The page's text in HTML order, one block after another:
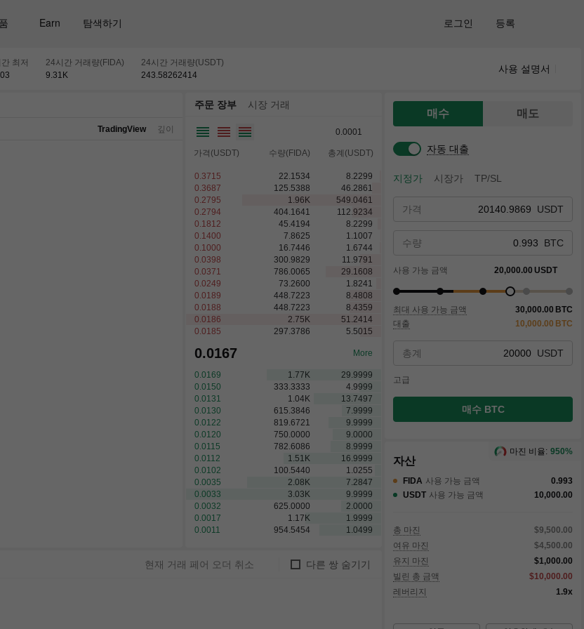
Earn 탐색하기 로그인 등록
최저
24시간 거래량(FIDA)
9.31 K
24시간 거래량(USDT)
243.58262414
사용 설명서
TradingView 깊이
주문 장부 시장 거래
0.0001
가격(USDT) 수량(FIDA) 총계(USDT)
0.3715 22.1534
8.2299
0.3687
125.5388
46.2861
0.2795
1.96 K
549.0461
0.2794
404.1641
112.9234
0.1812
45.4194
8.2299
0.1400
7.8625
1.1007
0.1000
16.7446
1.6744
0.0398
300.9829
11.9791
0.0371
786.0065
29.1608
0.0249
73.2600
1.8241
0.0189
448.7223
8.4808
0.0188
448.7223
8.4359
0.0186
2.75 K
51.2414
0.0185
297.3786 5.5015
0.0167 More
0.0169 1.77 K
29.9999
0.0150
333.3333
4.9999
0.0131
1.04 K
13.7497
0.0130
615.3846
7.9999
0.0122
819.6721
9.9999
0.0120
750.0000
9.0000
0.0115
782.6086
8.9999
0.0112
1.51 K
16.9999
0.0102
100.5440
1.0255
0.0035
2.08 K
7.2847
0.0033
3.03 K
9.9999
0.0032
625.0000
2.0000
0.0017
1.17 K
1.9999
0.0011
954.5454 1.0499
현재 거래 페어 오더 취소 다른 쌍 숨기기
매수 매도
자동 대출
지정가 시장가 TP/SL
가격 USDT
수량 BTC
사용 가능 금액 20,000.00 USDT
최대 사용 가능 금액 30,000.00 BTC
대출
10,000.00 BTC
총계 USDT
고급
매수 BTC
자산
FIDA 사용 가능 금액
0.993
USDT 사용 가능 금액 10,000.00
총 마진
$9,500.00
여유 마진
$4,500.00
유지 마진
$1,000.00
빌린 총 금액
$10,000.00
레버리지
1.9x
마진 비율: 950%